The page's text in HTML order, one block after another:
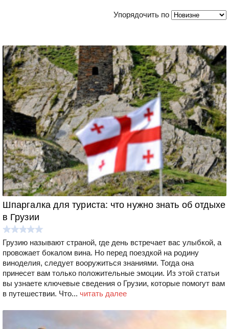
Упорядочить по
Шпаргалка для туриста: что нужно знать об отдыхе
в Грузии
Грузию называют страной, где день встречает вас улыбкой, а
провожает бокалом вина. Но перед поездкой на родину
виноделия, следует вооружиться знаниями. Тогда она
принесет вам только положительные эмоции. Из этой статьи
вы узнаете ключевые сведения о Грузии, которые помогут вам
в путешествии. Что... читать далее